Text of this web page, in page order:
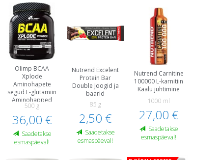
Olimp BCAA
Xplode
Aminohapete
segud L-glutamiin
Aminohapped
Pärast treeningut
ja taastumist
500 g
36,00 €
Saadetakse
esmaspäeval!
Nutrend Excelent
Protein Bar
Double Joogid ja
baarid
85 g
2,50 €
Saadetakse
esmaspäeval!
Nutrend Carnitine
100000 L-karnitiin
Kaalu juhtimine
1000 ml
27,00 €
Saadetakse
esmaspäeval!